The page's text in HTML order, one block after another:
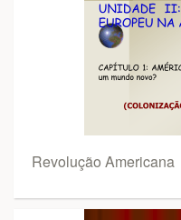
Revolução Americana